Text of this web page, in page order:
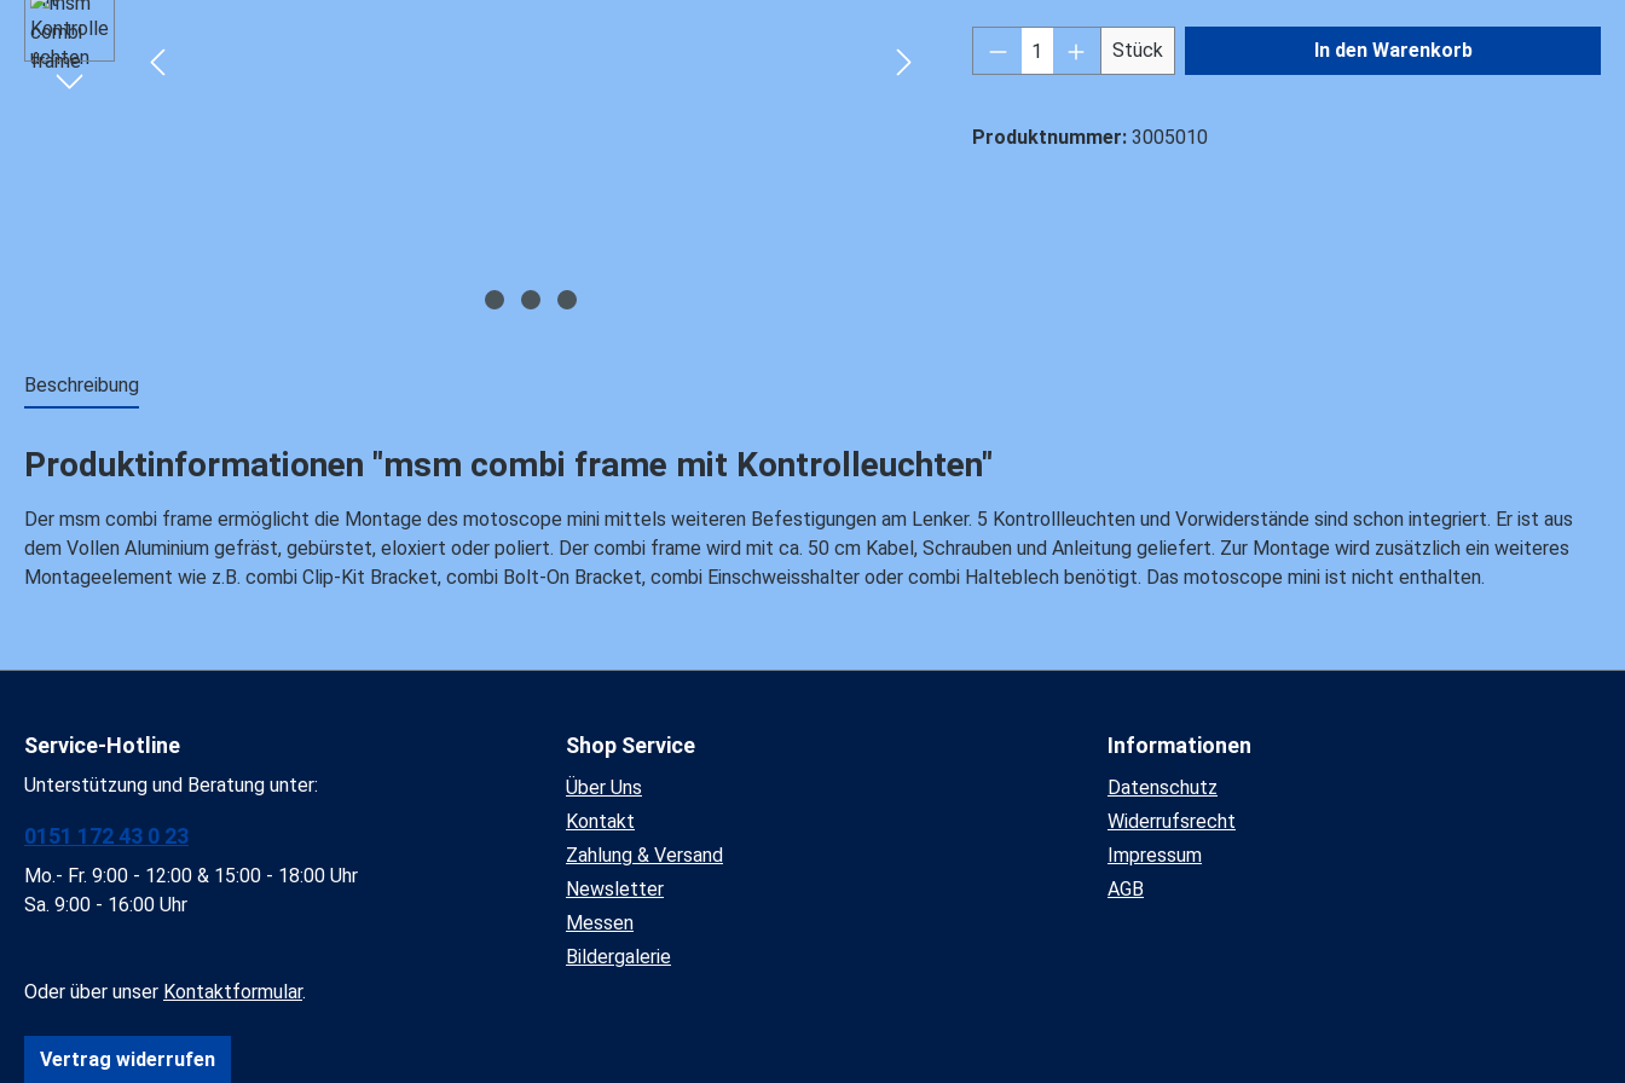
Produkt Anzahl: Gib den gewünschten Wert ein
Stück In den Warenkorb
Produktnummer: 3005010
Beschreibung
Produktinformationen "msm combi frame mit Kontrolleuchten"
Der msm combi frame ermöglicht die Montage des motoscope mini mittels weiteren Befestigungen am Lenker. 5 Kontrollleuchten und Vorwiderstände sind schon integriert. Er ist aus
dem Vollen Aluminium gefräst, gebürstet, eloxiert oder poliert. Der combi frame wird mit ca. 50 cm Kabel, Schrauben und Anleitung geliefert. Zur Montage wird zusätzlich ein weiteres
Montageelement wie z.B. combi Clip-Kit Bracket, combi Bolt-On Bracket, combi Einschweisshalter oder combi Halteblech benötigt. Das motoscope mini ist nicht enthalten.
Service-Hotline
Unterstützung und Beratung unter:
0151 172 43 0 23
Mo.- Fr. 9:00 - 12:00 & 15:00 - 18:00 Uhr
Sa. 9:00 - 16:00 Uhr
Oder über unser Kontaktformular.
Vertrag widerrufen
Shop Service
Über Uns
Kontakt
Zahlung & Versand
Newsletter
Messen
Bildergalerie
Informationen
Datenschutz
Widerrufsrecht
Impressum
AGB